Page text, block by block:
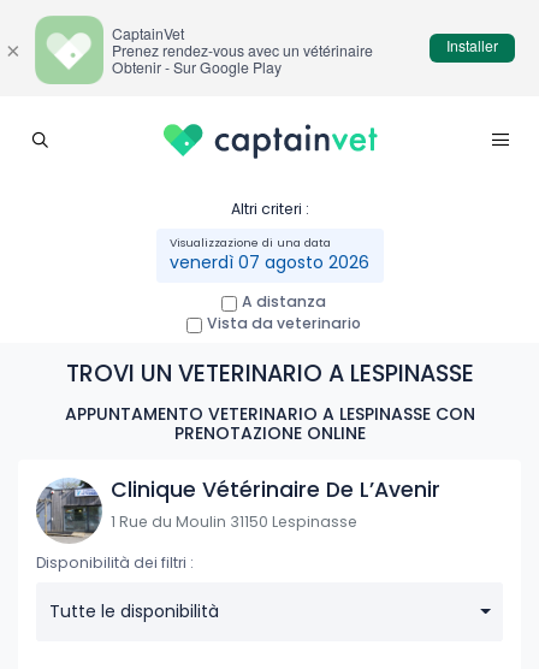
Altri criteri :
venerdì 07 agosto 2026
A distanza
Vista da veterinario
TROVI UN VETERINARIO A LESPINASSE
APPUNTAMENTO VETERINARIO A LESPINASSE CON
PRENOTAZIONE ONLINE
Clinique Vétérinaire De L’Avenir
1 Rue du Moulin 31150 Lespinasse
Disponibilità dei filtri :
Tutte le disponibilità
×
CaptainVet
Prenez rendez-vous avec un vétérinaire
Obtenir - Sur Google Play
Installer